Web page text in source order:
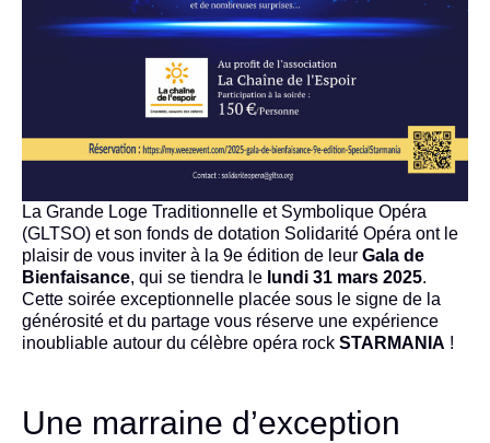
La Grande Loge Traditionnelle et Symbolique Opéra
(GLTSO) et son fonds de dotation Solidarité Opéra ont le
plaisir de vous inviter à la 9e édition de leur Gala de
Bienfaisance, qui se tiendra le lundi 31 mars 2025.
Cette soirée exceptionnelle placée sous le signe de la
générosité et du partage vous réserve une expérience
inoubliable autour du célèbre opéra rock STARMANIA !
Une marraine d’exception